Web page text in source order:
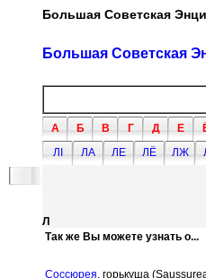
Большая Советская
Большая Советская
А Б В Г Д Е
ЛI
ЛА ЛЕ ЛЁ ЛЖ
Л
Так же Вы можете узнать о...
Соссюрея, горькуша